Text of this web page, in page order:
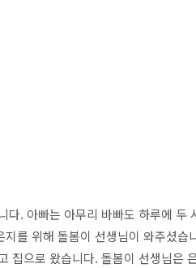
다. 아빠는 아무리 바빠도 하루에 두
를 위해 돌봄이 선생님이 와주셨습
집으로 왔습니다. 돌봄이 선생님은